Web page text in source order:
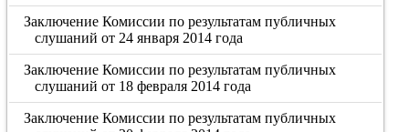
Заключение Комиссии по результатам публичных
слушаний от 24 января 2014 года
Заключение Комиссии по результатам публичных
слушаний от 18 февраля 2014 года
Заключение Комиссии по результатам публичных